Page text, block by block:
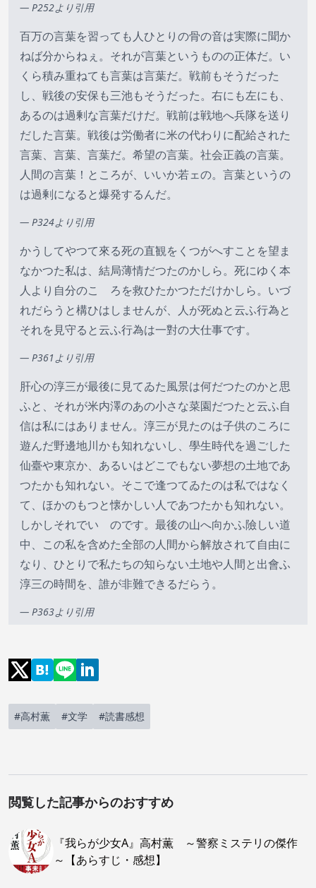
— P252より引用
百万の言葉を習っても人ひとりの骨の音は実際に聞か
ねば分からねぇ。それが言葉というものの正体だ。い
くら積み重ねても言葉は言葉だ。戦前もそうだった
し、戦後の安保も三池もそうだった。右にも左にも、
あるのは過剰な言葉だけだ。戦前は戦地へ兵隊を送り
だした言葉。戦後は労働者に米の代わりに配給された
言葉、言葉、言葉だ。希望の言葉。社会正義の言葉。
人間の言葉！ところが、いいか若ェの。言葉というの
は過剰になると爆発するんだ。
— P324より引用
かうしてやつて來る死の直観をくつがへすことを望ま
なかつた私は、結局薄情だつたのかしら。死にゆく本
人より自分のこゝろを救ひたかつただけかしら。いづ
れだらうと構ひはしませんが、人が死ぬと云ふ行為と
それを見守ると云ふ行為は一對の大仕事です。
— P361より引用
肝心の淳三が最後に見てゐた風景は何だつたのかと思
ふと、それが米内澤のあの小さな菜園だつたと云ふ自
信は私にはありません。淳三が見たのは子供のころに
遊んだ野邊地川かも知れないし、學生時代を過ごした
仙臺や東京か、あるいはどこでもない夢想の土地であ
つたかも知れない。そこで逢つてゐたのは私ではなく
て、ほかのもつと懐かしい人であつたかも知れない。
しかしそれでいゝのです。最後の山へ向かふ險しい道
中、この私を含めた全部の人間から解放されて自由に
なり、ひとりで私たちの知らない土地や人間と出會ふ
淳三の時間を、誰が非難できるだらう。
— P363より引用
#高村薫 #文学 #読書感想
閲覧した記事からのおすすめ
『我らが少女A』高村薫 ～警察ミステリの傑作
～【あらすじ・感想】